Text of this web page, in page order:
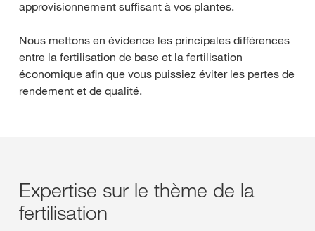
approvisionnement suffisant à vos plantes.
Nous mettons en évidence les principales différences
entre la fertilisation de base et la fertilisation
économique afin que vous puissiez éviter les pertes de
rendement et de qualité.
Expertise sur le thème de la
fertilisation